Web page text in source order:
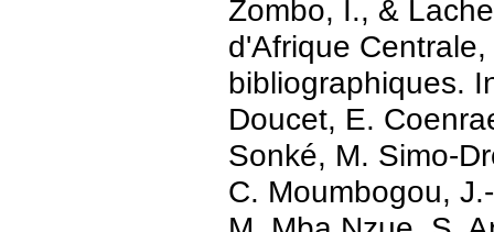
Zombo, I., &
d'Afrique
bibliographiques.
Doucet, E.
Sonké, M. Simo-
C. Moumbogou,